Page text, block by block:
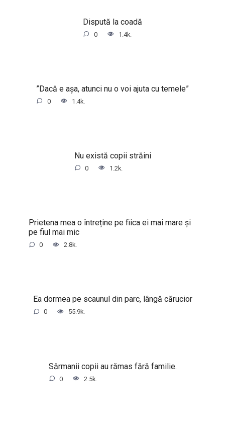
Dispută la coadă
0 1.4k.
”Dacă e așa, atunci nu o voi ajuta cu temele”
0 1.4k.
Nu există copii străini
0 1.2k.
Prietena mea o întreține pe fiica ei mai mare și
pe fiul mai mic
0 2.8k.
Ea dormea pe scaunul din parc, lângă cărucior
0 55.9k.
Sărmanii copii au rămas fără familie.
0 2.5k.